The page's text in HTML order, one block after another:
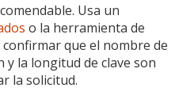
Usa un
o la herramienta de
confirmar que el nombre de
la longitud de clave son
la solicitud.